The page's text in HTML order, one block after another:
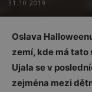
31.10.2019
Oslava
zemí, kde má
Ujala se v
zejména mezi